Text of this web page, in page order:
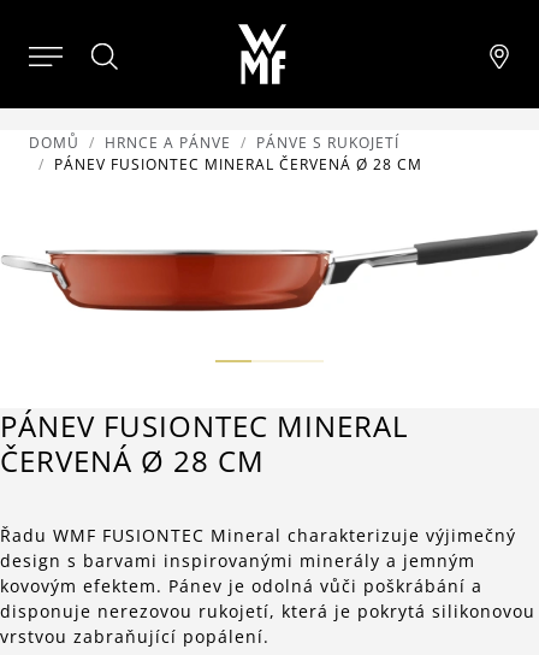
DOMŮ HRNCE A PÁNVE
PÁNVE S RUKOJETÍ
PÁNEV FUSIONTEC MINERAL ČERVENÁ Ø 28 CM
PÁNEV FUSIONTEC MINERAL
ČERVENÁ Ø 28 CM
Řadu WMF FUSIONTEC Mineral charakterizuje výjimečný
design s barvami inspirovanými minerály a jemným
kovovým efektem. Pánev je odolná vůči poškrábání a
disponuje nerezovou rukojetí, která je pokrytá silikonovou
vrstvou zabraňující popálení.